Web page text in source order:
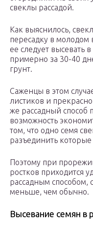
свеклы рассадой.
Как выяснилось,
пересадку в молодом
ее следует высевать
примерно за 30-40
грунт.
Саженцы в этом
листиков и
же рассадный способ
возможность
том, что одно семя
разъединить
Поэтому при
ростков приходится
рассадным способом,
меньше, чем обычно.
Высевание семян в